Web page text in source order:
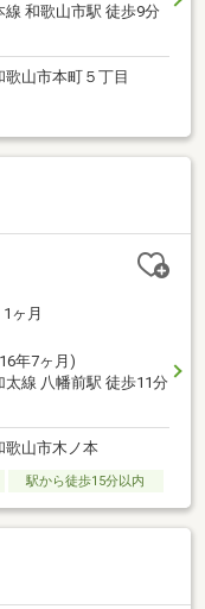
線 和歌山市駅 徒歩9分
歌山市本町５丁目
1ヶ月
年7ヶ月)
太線 八幡前駅 徒歩11分
歌山市木ノ本
駅から徒歩15分以内